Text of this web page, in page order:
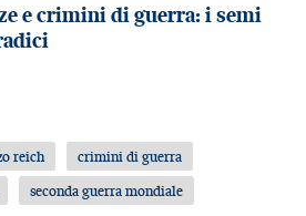
e crimini di guerra: i semi
reich
crimini di guerra
seconda guerra mondiale